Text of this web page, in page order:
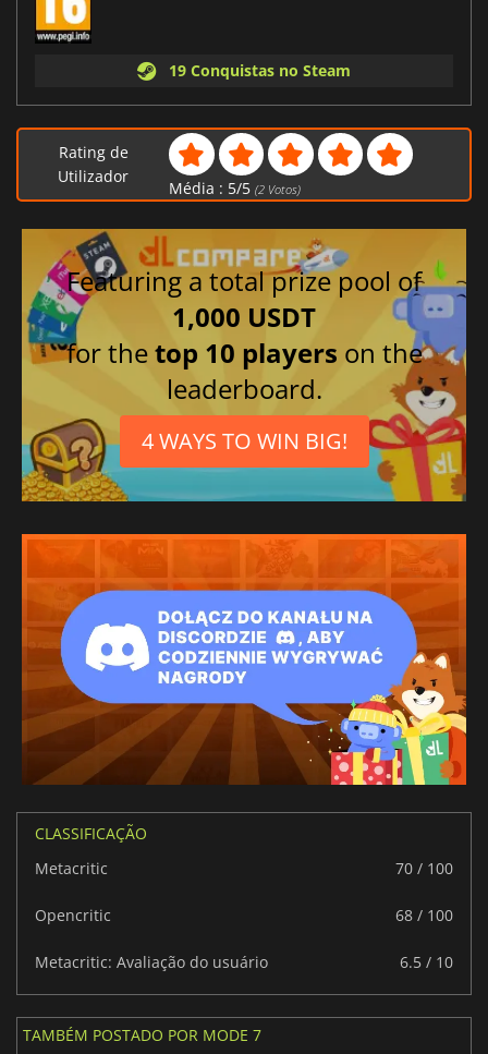
19 Conquistas no Steam
Rating de
Utilizador
Média : 5/5 (2Votos)
Featuring a total prize pool of
1,000 USDT
for thetop 10 players on the
leaderboard.
4 WAYS TO WIN BIG!
CLASSIFICAÇÃO
Metacritic
70 / 100
Opencritic 68 / 100
Metacritic: Avaliação do usuário 6.5 / 10
TAMBÉM POSTADO POR MODE 7